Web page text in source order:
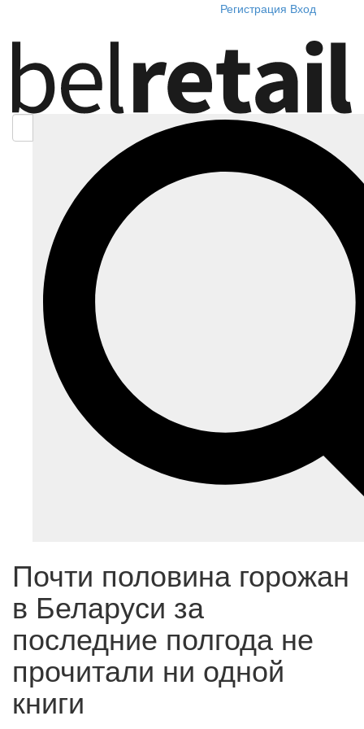
Регистрация Вход
Почти половина горожан
в Беларуси за
последние полгода не
прочитали ни одной
книги